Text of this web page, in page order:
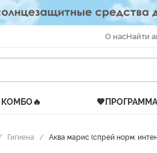
О насНайти
Гигиена / Аква марис (спрей норм.